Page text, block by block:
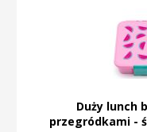
Duży lunch
przegródkami -